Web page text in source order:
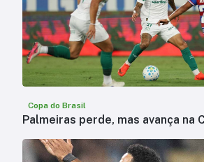
Copa do Brasil
Palmeiras perde, mas avança na